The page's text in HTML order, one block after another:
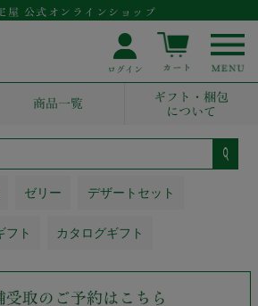
屋 公式オンラインショップ
商品一覧
ギフト・梱包
について
ゼリー デザートセット
フト カタログギフト